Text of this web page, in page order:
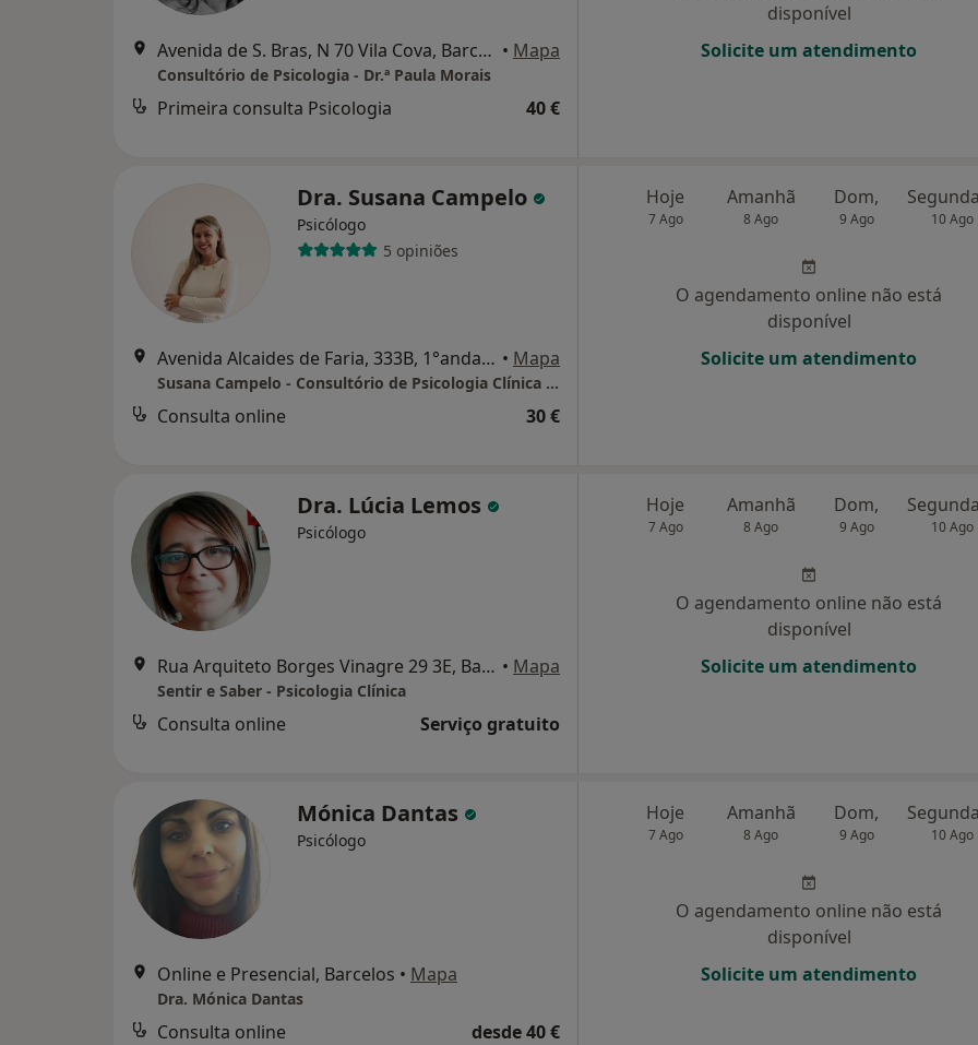
Avenida de S. Bras, N 70 Vila Cova, Barcelos • Mapa
Consultório de Psicologia - Dr.ª Paula Morais
Primeira consulta Psicologia 40 €
disponível
Solicite um atendimento
Dra. Susana Campelo
Psicólogo
5 opiniões
Avenida Alcaides de Faria, 333B, 1°andar, sala 1, Barcelos • Mapa
Susana Campelo - Consultório de Psicologia Clínica & Saúde
Consulta online 30 €
Hoje
7 Ago
Amanhã
8 Ago
Dom,
9 Ago 10 Ago
O agendamento online não está
disponível
Solicite um atendimento
Dra. Lúcia Lemos
Psicólogo
Rua Arquiteto Borges Vinagre 29 3E, Barcelos • Mapa
Sentir e Saber - Psicologia Clínica
Consulta online Serviço gratuito
Hoje
7 Ago
Amanhã
8 Ago
Dom,
9 Ago 10 Ago
O agendamento online não está
disponível
Solicite um atendimento
Mónica Dantas
Psicólogo
Online e Presencial, Barcelos • Mapa
Dra. Mónica Dantas
Consulta online desde 40 €
Hoje
7 Ago
Amanhã
8 Ago
Dom,
9 Ago 10 Ago
O agendamento online não está
disponível
Solicite um atendimento